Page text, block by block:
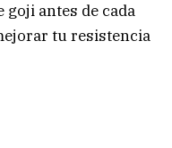
goji antes de cada
tu resistencia